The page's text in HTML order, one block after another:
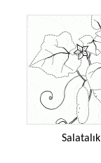
Salatalık